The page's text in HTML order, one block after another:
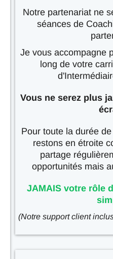
Notre partenariat ne
séances de
Je vous accompagne
long de votre
Vous ne serez plus
Pour toute la durée
restons en étroite
partage
opportunités mais
JAMAIS votre rôle
(Notre support client